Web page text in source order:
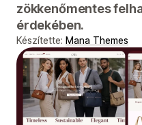
zökkenőmentes
érdekében.
Készítette: Mana Themes